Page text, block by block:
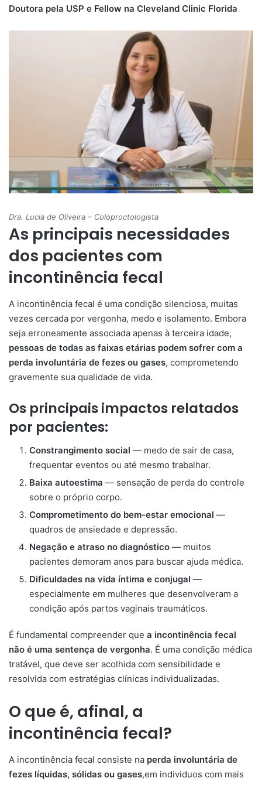
Doutora pela USP e Fellow na Cleveland Clinic Florida
Dra. Lucia de Oliveira – Coloproctologista
As principais necessidades
dos pacientes com
incontinência fecal
A incontinência fecal é uma condição silenciosa, muitas
vezes cercada por vergonha, medo e isolamento. Embora
seja erroneamente associada apenas à terceira idade,
pessoas de todas as faixas etárias podem sofrer com a
perda involuntária de fezes ou gases, comprometendo
gravemente sua qualidade de vida.
Os principais impactos relatados
por pacientes:
Constrangimento social — medo de sair de casa,
frequentar eventos ou até mesmo trabalhar.
Baixa autoestima — sensação de perda do controle
sobre o próprio corpo.
Comprometimento do bem-estar emocional —
quadros de ansiedade e depressão.
Negação e atraso no diagnóstico — muitos
pacientes demoram anos para buscar ajuda médica.
Dificuldades na vida íntima e conjugal —
especialmente em mulheres que desenvolveram a
condição após partos vaginais traumáticos.
É fundamental compreender que a incontinência fecal
não é uma sentença de vergonha. É uma condição médica
tratável, que deve ser acolhida com sensibilidade e
resolvida com estratégias clínicas individualizadas.
O que é, afinal, a
incontinência fecal?
A incontinência fecal consiste na perda involuntária de
fezes líquidas, sólidas ou gases,em individuos com mais